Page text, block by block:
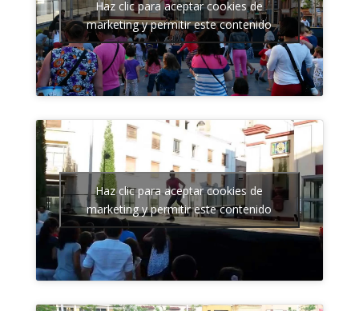
Haz clic para aceptar cookies de
marketing y permitir este contenido
Haz clic para aceptar cookies de
marketing y permitir este contenido